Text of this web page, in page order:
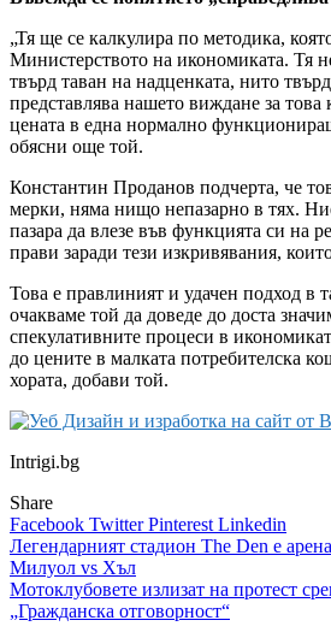
„Тя ще се калкулира по методика,
Министерството на икономиката. Тя
твърд таван на надценката, нито
представлява нашето виждане за това
цената в една нормално
обясни още той.
Константин Проданов подчерта, че
мерки, няма нищо непазарно в тях.
пазара да влезе във функцията си на
прави заради тези изкривявания,
Това е правлиният и удачен подход в
очакваме той да доведе до доста
спекулативните процеси в
до цените в малката потребителска
хората, добави той.
Intrigi.bg
Share
Facebook TwitterPinterest Linkedin
Навигация
Легендарният стадион The Den е
Милуол vs Хъл
Мотоклубовете излизат на протест
„Гражданска отговорност“